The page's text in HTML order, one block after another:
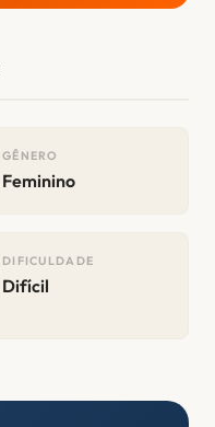
GÊNERO
Feminino
DIFICULDADE
Difícil